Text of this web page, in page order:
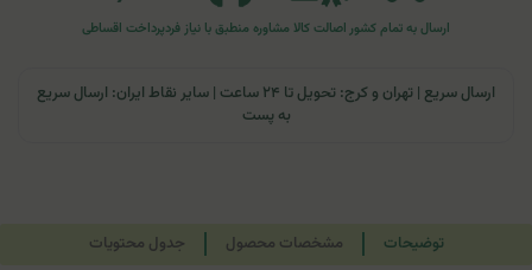
ارسال به تمام کشوراصالت کالا مشاوره منطبق با نیاز فردپرداخت اقساطی
ارسال سریع | تهران و کرج: تحویل تا ۲۴ ساعت | سایر نقاط ایران: ارسال سریع
به پست
توضیحات مشخصات محصول جدول محتویات